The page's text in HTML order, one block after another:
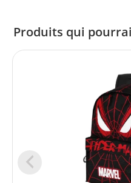
Produits qui